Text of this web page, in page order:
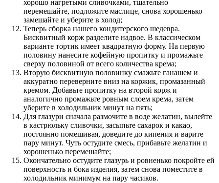
хорошо нагретыми сливочками, тщательно
перемешайте, подложите маслице, снова хорошенько
замешайте и уберите в холод;
Теперь сборка нашего кондитерского шедевра.
Бисквитный корж разделите надвое. В классическом
варианте тортик имеет квадратную форму. На первую
половину нанесите кофейную пропитку и промажьте
сверху половиной от всего количества крема;
Вторую бисквитную половинку смажьте ганашем и
аккуратно переверните вниз на коржик, промазанный
кремом. Добавьте пропитку на второй корж и
аналогично промажьте ровным слоем крема, затем
уберите в холодильник минут на пять;
Для глазури сначала размочите в воде желатин, вылейте
в кастрюльку сливочки, засыпьте сахарок и какао,
постоянно помешивая, доведите до кипения и варите
пару минут. Чуть остудите смесь, прибавьте желатин и
хорошенько перемешайте;
Окончательно остудите глазурь и ровненько покройте ей
поверхность и бока изделия, затем снова поместите в
холодильник минимум на пару часиков.